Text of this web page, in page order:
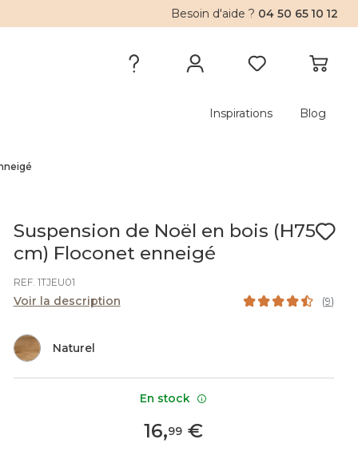
Besoin d'aide ? 04 50 65 10 12
Inspirations Blog
Suspension de Noël en bois (H75
cm) Floconet enneigé
REF. 1TJEU01
Voir la description (9)
Naturel
16,99 €